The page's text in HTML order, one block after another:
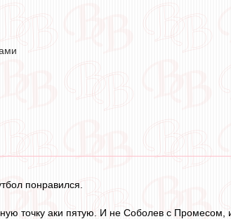
понравился.
точку аки пятую. И не Соболев с Промесом,